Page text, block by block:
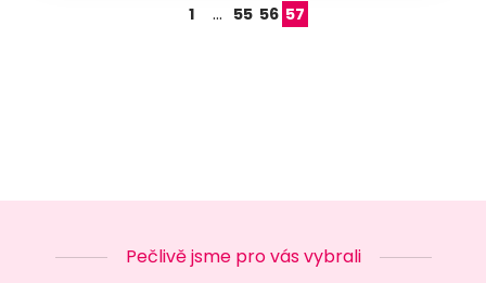
1 … 55 56 57
Pečlivě jsme pro vás vybrali